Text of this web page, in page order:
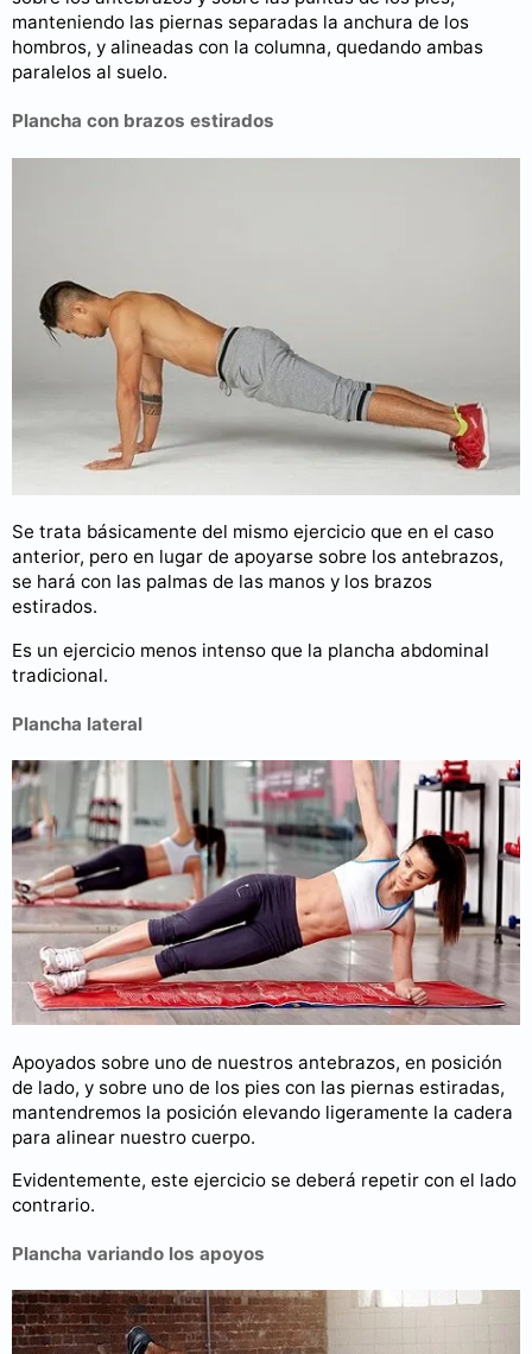
manteniendo las piernas separadas la anchura de los
hombros, y alineadas con la columna, quedando ambas
paralelos al suelo.
Plancha con brazos estirados
Se trata básicamente del mismo ejercicio que en el caso
anterior, pero en lugar de apoyarse sobre los antebrazos,
se hará con las palmas de las manos y los brazos
estirados.
Es un ejercicio menos intenso que la plancha abdominal
tradicional.
Plancha lateral
Apoyados sobre uno de nuestros antebrazos, en posición
de lado, y sobre uno de los pies con las piernas estiradas,
mantendremos la posición elevando ligeramente la cadera
para alinear nuestro cuerpo.
Evidentemente, este ejercicio se deberá repetir con el lado
contrario.
Plancha variando los apoyos